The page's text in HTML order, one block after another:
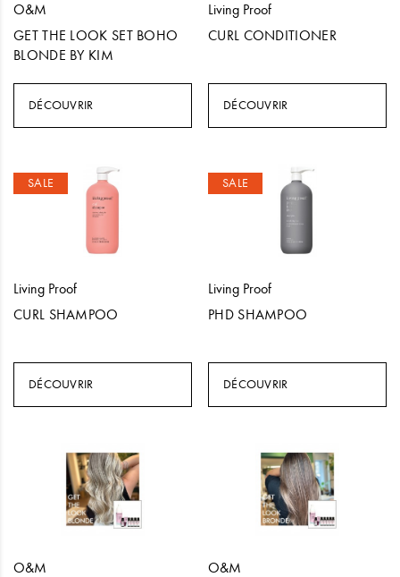
O&M
GET THE LOOK SET BOHO
BLONDE BY KIM
DÉCOUVRIR
Living Proof
CURL CONDITIONER
DÉCOUVRIR
SALE
Living Proof
CURL SHAMPOO
DÉCOUVRIR
SALE
Living Proof
PHD SHAMPOO
DÉCOUVRIR
O&M
O&M